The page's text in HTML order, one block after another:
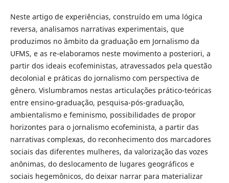
Neste artigo de experiências, construído em uma lógica
reversa, analisamos narrativas experimentais, que
produzimos no âmbito da graduação em Jornalismo da
UFMS, e as re-elaboramos neste movimento a posteriori, a
partir dos ideais ecofeministas, atravessados pela questão
decolonial e práticas do jornalismo com perspectiva de
gênero. Vislumbramos nestas articulações prático-teóricas
entre ensino-graduação, pesquisa-pós-graduação,
ambientalismo e feminismo, possibilidades de propor
horizontes para o jornalismo ecofeminista, a partir das
narrativas complexas, do reconhecimento dos marcadores
sociais das diferentes mulheres, da valorização das vozes
anônimas, do deslocamento de lugares geográficos e
sociais hegemônicos, do deixar narrar para materializar